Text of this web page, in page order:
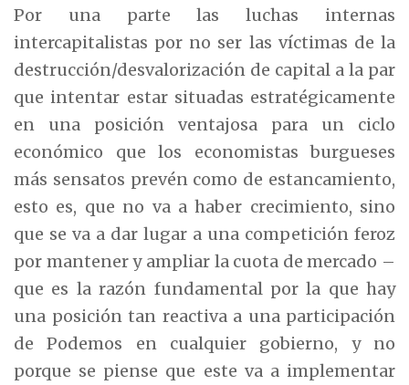
Por una parte las luchas internas
intercapitalistas por no ser las víctimas de la
destrucción/desvalorización de capital a la par
que intentar estar situadas estratégicamente
en una posición ventajosa para un ciclo
económico que los economistas burgueses
más sensatos prevén como de estancamiento,
esto es, que no va a haber crecimiento, sino
que se va a dar lugar a una competición feroz
por mantener y ampliar la cuota de mercado –
que es la razón fundamental por la que hay
una posición tan reactiva a una participación
de Podemos en cualquier gobierno, y no
porque se piense que este va a implementar